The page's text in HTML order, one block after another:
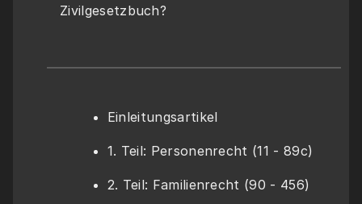
Zivilgesetzbuch?
Einleitungsartikel
1. Teil: Personenrecht (11 - 89c)
2. Teil: Familienrecht (90 - 456)